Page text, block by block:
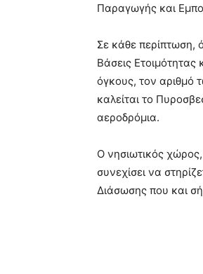
Παραγωγής και
Σε κάθε περίπτωση,
Βάσεις Ετοιμότητας
όγκους, τον αριθμό
καλείται το
αεροδρόμια.
Ο νησιωτικός
συνεχίσει να
Διάσωσης που και